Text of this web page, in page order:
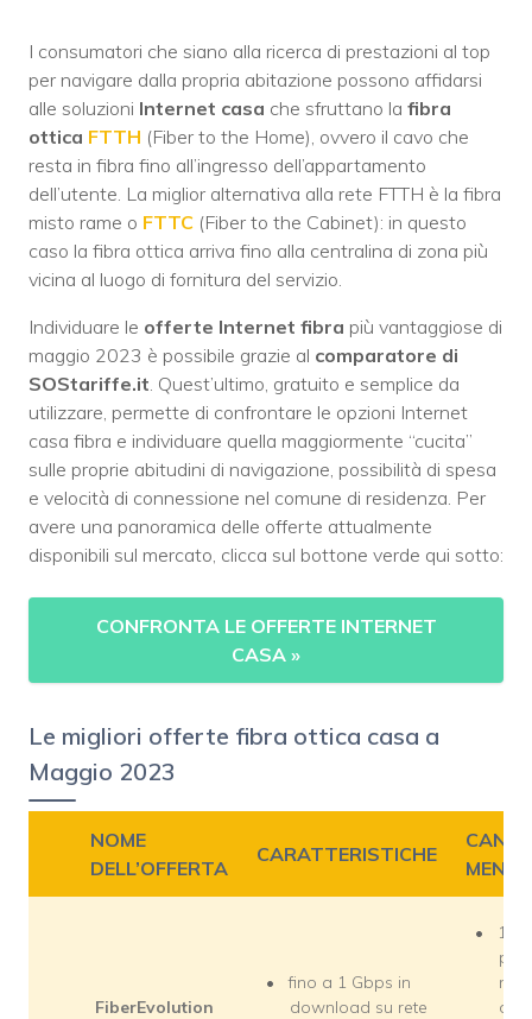
I consumatori che siano alla ricerca di prestazioni al top
per navigare dalla propria abitazione possono affidarsi
alle soluzioni Internet casa che sfruttano la fibra
ottica FTTH (Fiber to the Home), ovvero il cavo che
resta in fibra fino all’ingresso dell’appartamento
dell’utente. La miglior alternativa alla rete FTTH è la fibra
misto rame o FTTC (Fiber to the Cabinet): in questo
caso la fibra ottica arriva fino alla centralina di zona più
vicina al luogo di fornitura del servizio.
Individuare le offerte Internet fibra più vantaggiose di
maggio 2023 è possibile grazie al comparatore di
SOStariffe.it . Quest’ultimo, gratuito e semplice da
utilizzare, permette di confrontare le opzioni Internet
casa fibra e individuare quella maggiormente “cucita”
sulle proprie abitudini di navigazione, possibilità di spesa
e velocità di connessione nel comune di residenza. Per
avere una panoramica delle offerte attualmente
disponibili sul mercato, clicca sul bottone verde qui sotto:
CONFRONTA LE OFFERTE INTERNET
CASA »
Le migliori offerte fibra ottica casa a
Maggio 2023
NOME
DELL’OFFERTA
CARATTERISTICHE
FiberEvolution
fino a 1 Gbps in
download su rete
15
per
da